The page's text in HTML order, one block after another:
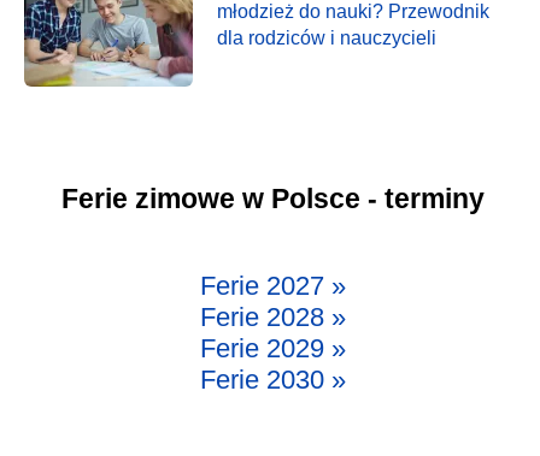
młodzież do nauki? Przewodnik
dla rodziców i nauczycieli
Ferie zimowe w Polsce - terminy
Ferie 2027 »
Ferie 2028 »
Ferie 2029 »
Ferie 2030 »